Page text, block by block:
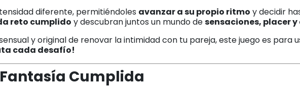
diferente, permitiéndoles avanzar a su propio ritmo y decidir
reto cumplido y descubran juntos un mundo desensaciones, placer
y original de renovar la intimidad con tu pareja, este juego es para
cada desafío!
Cumplida